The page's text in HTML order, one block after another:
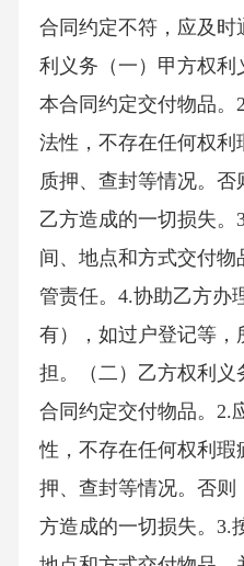
合同约定不符，应及时
利义务（一）甲方权利
本合同约定交付物品。
法性，不存在任何权利
质押、查封等情况。
乙方造成的一切损失
间、地点和方式交付
管责任。4.协助乙方办
有），如过户登记等
担。（二）乙方权利义
合同约定交付物品。2.
性，不存在任何权利
押、查封等情况。否则
方造成的一切损失。3.